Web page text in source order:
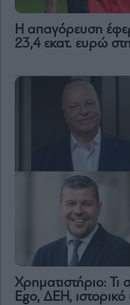
Η απαγόρευση
23,4 εκατ. ευρώ
Χρηματιστήριο: Τι
Ego, ΔΕΗ,